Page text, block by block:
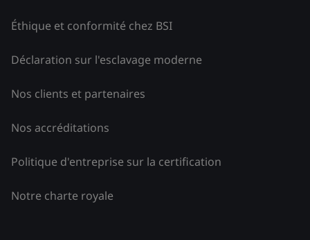
Éthique et conformité chez BSI
Déclaration sur l'esclavage moderne
Nos clients et partenaires
Nos accréditations
Politique d'entreprise sur la certification
Notre charte royale